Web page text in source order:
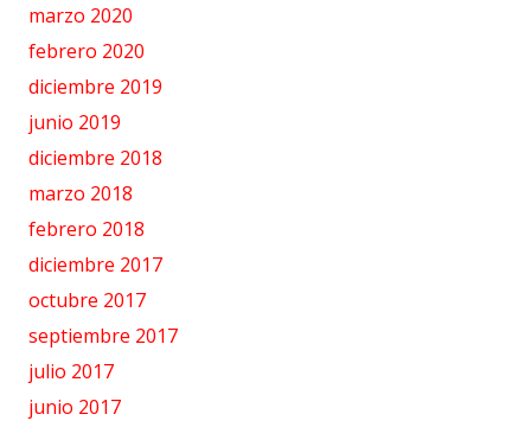
marzo 2020
febrero 2020
diciembre 2019
junio 2019
diciembre 2018
marzo 2018
febrero 2018
diciembre 2017
octubre 2017
septiembre 2017
julio 2017
junio 2017